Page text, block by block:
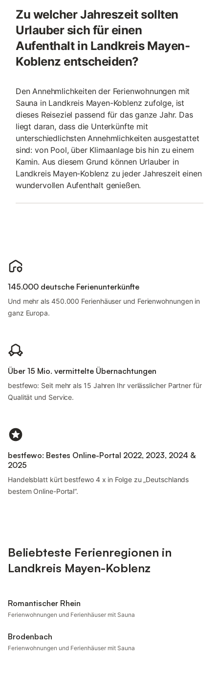
Zu welcher Jahreszeit sollten
Urlauber sich für einen
Aufenthalt in Landkreis Mayen-
Koblenz entscheiden?
Den Annehmlichkeiten der Ferienwohnungen mit
Sauna in Landkreis Mayen-Koblenz zufolge, ist
dieses Reiseziel passend für das ganze Jahr. Das
liegt daran, dass die Unterkünfte mit
unterschiedlichsten Annehmlichkeiten ausgestattet
sind: von Pool, über Klimaanlage bis hin zu einem
Kamin. Aus diesem Grund können Urlauber in
Landkreis Mayen-Koblenz zu jeder Jahreszeit einen
wundervollen Aufenthalt genießen.
145.000 deutsche Ferienunterkünfte
Und mehr als 450.000 Ferienhäuser und Ferienwohnungen in
ganz Europa.
Über 15 Mio. vermittelte Übernachtungen
bestfewo: Seit mehr als 15 Jahren Ihr verlässlicher Partner für
Qualität und Service.
bestfewo: Bestes Online-Portal 2022, 2023, 2024 &
2025
Handelsblatt kürt bestfewo 4 x in Folge zu „Deutschlands
bestem Online-Portal“.
Beliebteste Ferienregionen in
Landkreis Mayen-Koblenz
Romantischer Rhein
Ferienwohnungen und Ferienhäuser mit Sauna
Brodenbach
Ferienwohnungen und Ferienhäuser mit Sauna